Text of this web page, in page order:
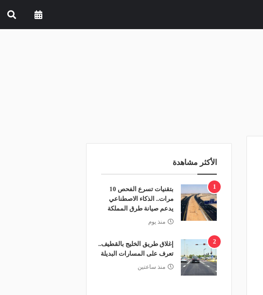
الأكثر مشاهدة
1
بتقنيات تسرع الفحص 10
مرات.. الذكاء الاصطناعي
يدعم صيانة طرق المملكة
منذ يوم
2
إغلاق طريق الخليج بالقطيف..
تعرف على المسارات البديلة
منذ ساعتين